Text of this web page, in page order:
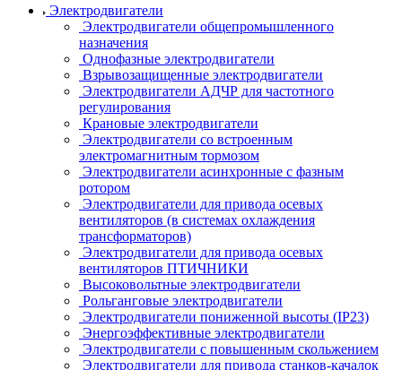
Электродвигатели
Электродвигатели общепромышленного
назначения
Однофазные электродвигатели
Взрывозащищенные электродвигатели
Электродвигатели АДЧР для частотного
регулирования
Крановые электродвигатели
Электродвигатели со встроенным
электромагнитным тормозом
Электродвигатели асинхронные с фазным
ротором
Электродвигатели для привода осевых
вентиляторов (в системах охлаждения
трансформаторов)
Электродвигатели для привода осевых
вентиляторов ПТИЧНИКИ
Высоковольтные электродвигатели
Рольганговые электродвигатели
Электродвигатели пониженной высоты (IP23)
Энергоэффективные электродвигатели
Электродвигатели с повышенным скольжением
Электродвигатели для привода станков-качалок